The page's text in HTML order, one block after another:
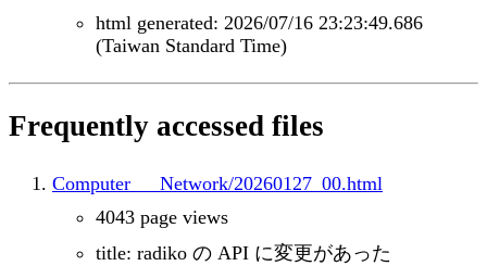
html generated: 2026/07/16 23:23:49.686
(Taiwan Standard Time)
Frequently accessed files
Computer___Network/20260127_00.html
4043 page views
title: radiko の API に変更があった